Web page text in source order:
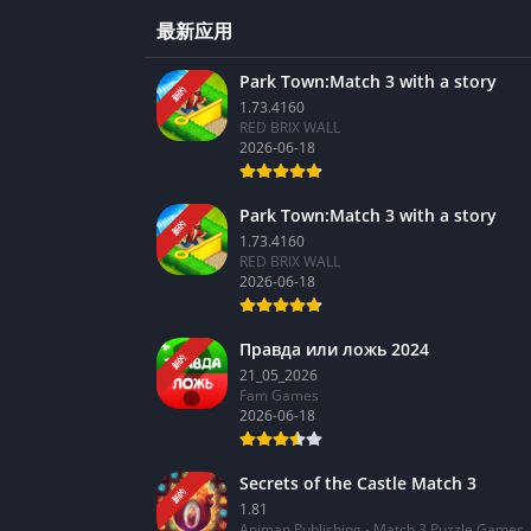
最新应用
新的
Park Town:Match 3 with a story
1.73.4160
RED BRIX WALL
2026-06-18
新的
Park Town:Match 3 with a story
1.73.4160
RED BRIX WALL
2026-06-18
新的
Правда или ложь 2024
21_05_2026
Fam Games
2026-06-18
新的
Secrets of the Castle Match 3
1.81